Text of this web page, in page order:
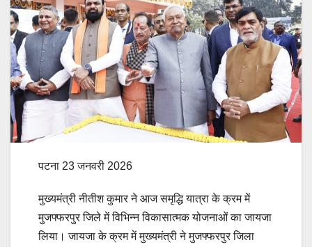
पटना 23 जनवरी 2026
मुख्यमंत्री नीतीश कुमार ने आज समृद्धि यात्रा के क्रम में
मुजफ्फरपुर जिले में विभिन्न विकासात्मक योजनाओं का जायजा
लिया। जायजा के क्रम में मुख्यमंत्री ने मुजफ्फरपुर जिला